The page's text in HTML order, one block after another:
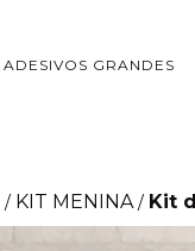
ADESIVOS GRANDES
/ KIT MENINA / Kit